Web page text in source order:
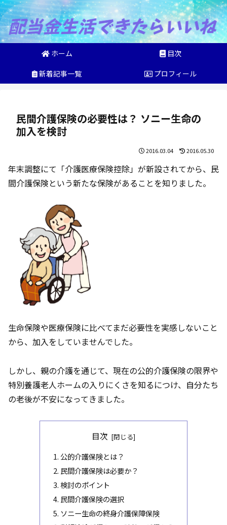
ホーム
目次
新着記事一覧
プロフィール
民間介護保険の必要性は？ ソニー生命の
加入を検討
2016.03.04 2016.05.30
年末調整にて「介護医療保険控除」が新設されてから、民
間介護保険という新たな保険があることを知りました。
生命保険や医療保険に比べてまだ必要性を実感しないこと
から、加入をしていませんでした。
しかし、親の介護を通じて、現在の公的介護保険の限界や
特別養護老人ホームの入りにくさを知るにつけ、自分たち
の老後が不安になってきました。
目次
1. 公的介護保険とは？
2. 民間介護保険は必要か？
3. 検討のポイント
4. 民間介護保険の選択
5. ソニー生命の終身介護保障保険